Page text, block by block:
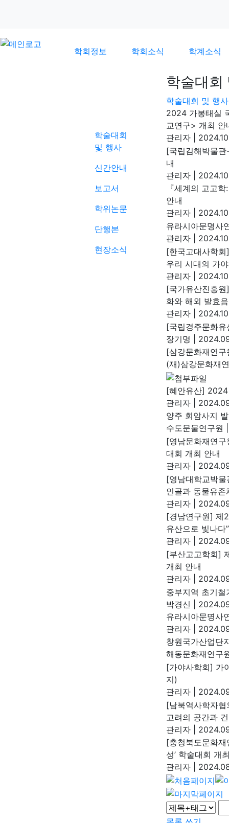
학회정보 학회소식 학계소식
학술대회
및 행사
신간안내
보고서
학위논문
단행본
현장소식
학술대회
학술대회 및 행사
2024 가봉태실
교연구> 개최 안
관리자
[국립김해박물
내
관리자
『세계의 고고
안내
관리자
유라시아문명사
관리자
[한국고대사학
우리 시대의 가
관리자
[국가유산진흥
화와 해외 발효
관리자
[국립경주문화
장기명
[삼강문화재연
(재)삼강문화재
[혜안유산]
관리자
양주 회암사지
수도문물연구원
[영남문화재연
대회 개최 안내
관리자
[영남대학교박
인골과 동물유존
관리자
[경남연구원] 제
유산으로 빛나다
관리자
[부산고고학회]
개최 안내
관리자
중부지역 초기
박경신
유라시아문명사
관리자
창원국가산업단
해동문화재연구
[가야사학회] 가
지)
관리자
[남북역사학자협
고려의 공간과
관리자
[충청북도문화재
성’ 학술대회 개
관리자